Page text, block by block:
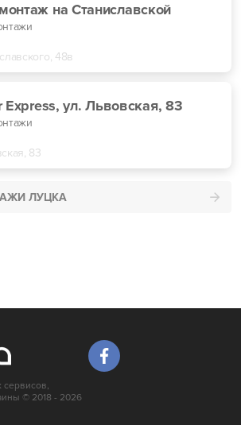
на Станиславской
48в
Express, ул. Львовская, 83
83
ЛУЦКА
сервисов,
© 2018 - 2026